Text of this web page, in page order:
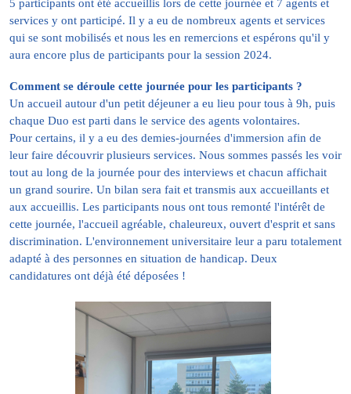
5 participants ont été accueillis lors de cette journée et 7 agents et
services y ont participé. Il y a eu de nombreux agents et services
qui se sont mobilisés et nous les en remercions et espérons qu'il y
aura encore plus de participants pour la session 2024.
Comment se déroule cette journée pour les participants ?
Un accueil autour d'un petit déjeuner a eu lieu pour tous à 9h, puis
chaque Duo est parti dans le service des agents volontaires.
Pour certains, il y a eu des demies-journées d'immersion afin de
leur faire découvrir plusieurs services. Nous sommes passés les voir
tout au long de la journée pour des interviews et chacun affichait
un grand sourire. Un bilan sera fait et transmis aux accueillants et
aux accueillis. Les participants nous ont tous remonté l'intérêt de
cette journée, l'accueil agréable, chaleureux, ouvert d'esprit et sans
discrimination. L'environnement universitaire leur a paru totalement
adapté à des personnes en situation de handicap. Deux
candidatures ont déjà été déposées !